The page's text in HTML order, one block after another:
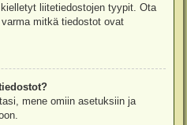
liitetiedostojen tyypit. Ota
mitkä tiedostot ovat
mene omiin asetuksiin ja